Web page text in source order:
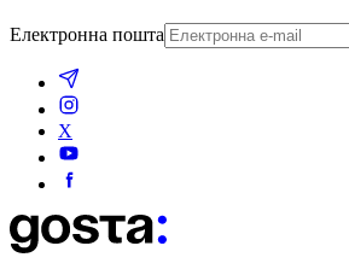
Електронна пошта
X